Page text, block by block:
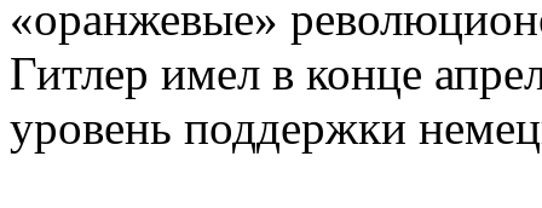
«оранжевые»
Гитлер имел в конце
уровень поддержки